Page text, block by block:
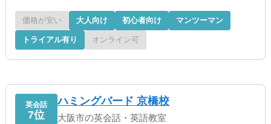
価格が安い 大人向け 初心者向け マンツーマン
トライアル有り オンライン可
英会話
7位
ハミングバード 京橋校
大阪市の英会話・英語教室